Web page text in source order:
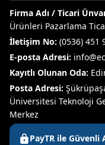
Firma Adı / Ticari
Ürünleri Pazarlama
İletişim No: (0536) 451
E-posta Adresi:
Kayıtlı Olunan Oda:
Posta Adresi:
Üniversitesi Teknoloji
Merkez
PayTR ile Güvenli